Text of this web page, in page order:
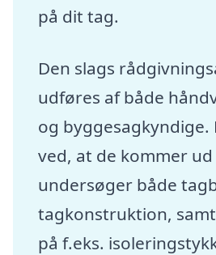
på dit tag.
Den slags
udføres af både
og
ved, at de kommer ud
undersøger både
tagkonstruktion,
på f.eks.